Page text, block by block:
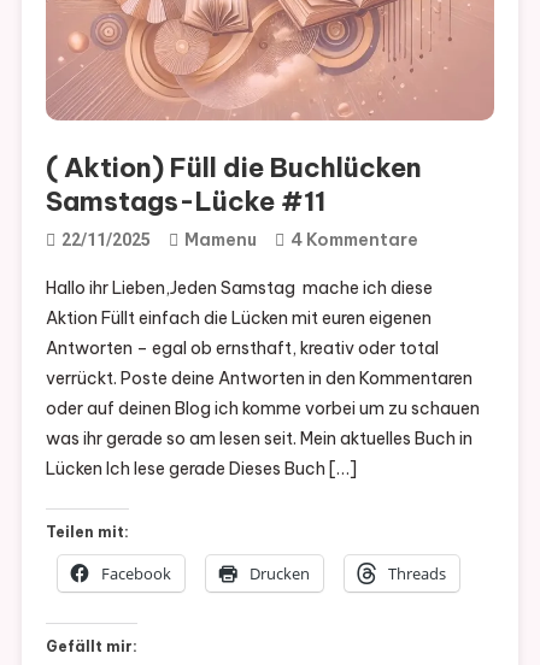
( Aktion) Füll die Buchlücken
Samstags-Lücke #11
22/11/2025 Mamenu 4 KommentareZu
Aktion)
Füll
Die
Buchlücken
Samstags-
Lücke
Hallo ihr Lieben,Jeden Samstag mache ich diese
Aktion Füllt einfach die Lücken mit euren eigenen
Antworten – egal ob ernsthaft, kreativ oder total
verrückt. Poste deine Antworten in den Kommentaren
oder auf deinen Blog ich komme vorbei um zu schauen
was ihr gerade so am lesen seit. Mein aktuelles Buch in
Lücken Ich lese gerade Dieses Buch […]
Teilen mit:
Facebook Drucken Threads
Gefällt mir: